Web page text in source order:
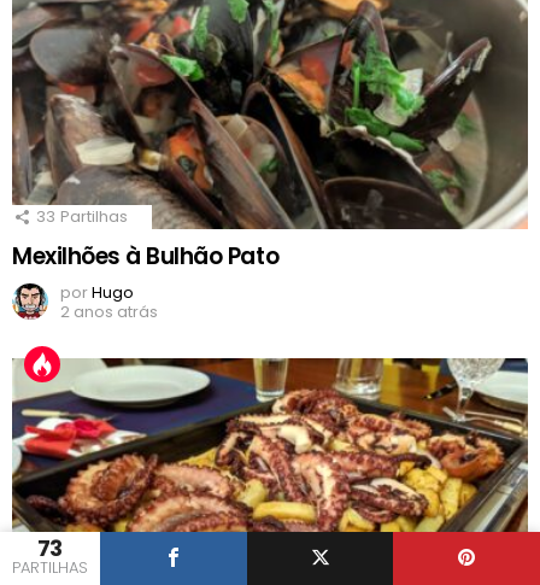
73
PARTILHAS
33 Partilhas
Mexilhões à Bulhão Pato
porHugo
2 anos atrás